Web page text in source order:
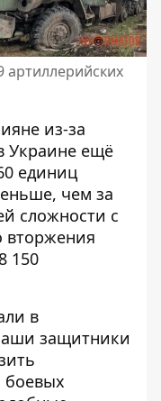
артиллерийских
из-за
Украине ещё
единиц
чем за
сложности с
вторжения
150
в
защитники
боевых